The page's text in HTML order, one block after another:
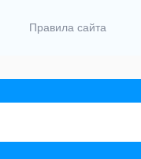
Правила сайта